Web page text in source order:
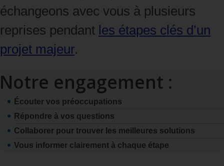
échangeons avec vous à plusieurs
reprises pendant les étapes clés d’un
projet majeur.
Notre engagement :
Écouter vos préoccupations
Répondre à vos questions
Collaborer pour trouver les meilleures solutions
Vous informer clairement à chaque étape